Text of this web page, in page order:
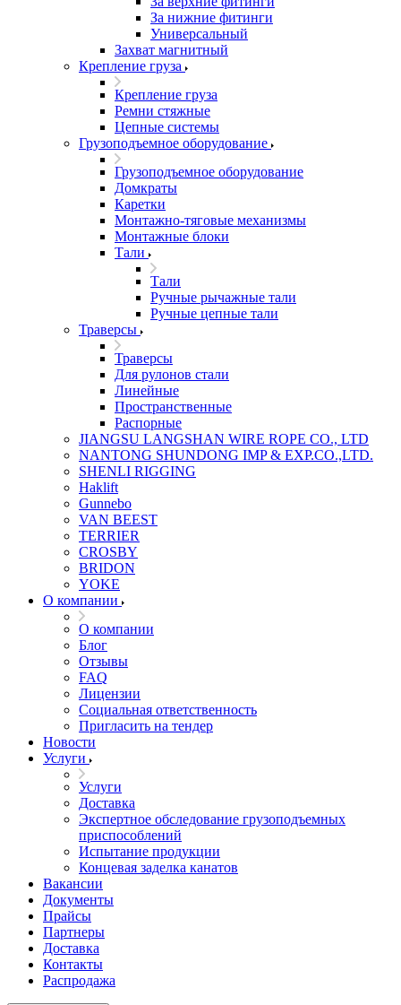
За нижние фитинги
Универсальный
Захват магнитный
Крепление груза
Крепление груза
Ремни стяжные
Цепные системы
Грузоподъемное оборудование
Грузоподъемное оборудование
Домкраты
Каретки
Монтажно-тяговые механизмы
Монтажные блоки
Тали
Тали
Ручные рычажные тали
Ручные цепные тали
Траверсы
Траверсы
Для рулонов стали
Линейные
Пространственные
Распорные
JIANGSU LANGSHAN WIRE ROPE CO., LTD
NANTONG SHUNDONG IMP & EXP.CO.,LTD.
SHENLI RIGGING
Haklift
Gunnebo
VAN BEEST
TERRIER
CROSBY
BRIDON
YOKE
О компании
О компании
Блог
Отзывы
FAQ
Лицензии
Социальная ответственность
Пригласить на тендер
Новости
Услуги
Услуги
Доставка
Экспертное обследование грузоподъемных
приспособлений
Испытание продукции
Концевая заделка канатов
Вакансии
Документы
Прайсы
Партнеры
Доставка
Контакты
Распродажа